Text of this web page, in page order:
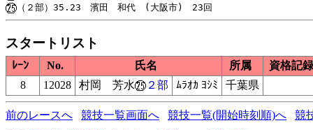
スタートリスト
ﾚｰﾝ No. 氏名 所属
資格記録
8
12028 村岡 芳水 ２部 ﾑﾗｵｶ ﾖｼﾐ 千葉県
前のレースへ 競技一覧画面へ 競技一覧(開始時刻順)へ
競